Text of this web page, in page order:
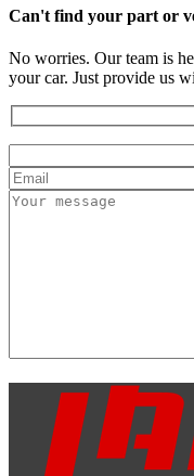
Can't find your part or
No worries. Our team is
your car. Just provide us